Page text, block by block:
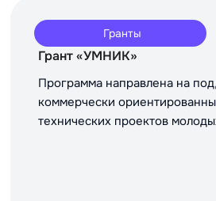
Гранты
Грант «УМНИК»
Программа направлена на
коммерчески
технических проектов